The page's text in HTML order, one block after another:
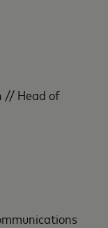
// Head of